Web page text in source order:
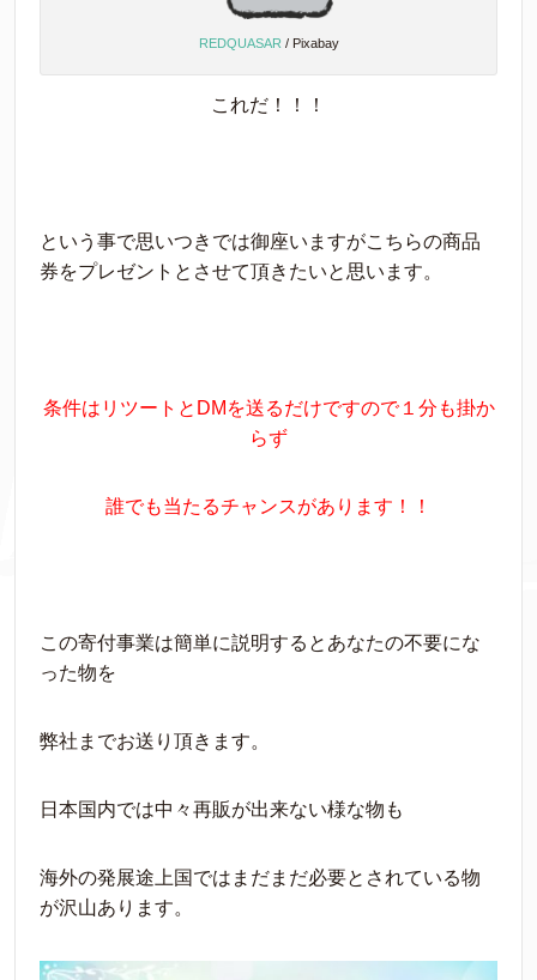
REDQUASAR / Pixabay
これだ！！！
という事で思いつきでは御座いますがこちらの商品
券をプレゼントとさせて頂きたいと思います。
条件はリツートとDMを送るだけですので１分も掛か
らず
誰でも当たるチャンスがあります！！
この寄付事業は簡単に説明するとあなたの不要にな
った物を
弊社までお送り頂きます。
日本国内では中々再販が出来ない様な物も
海外の発展途上国ではまだまだ必要とされている物
が沢山あります。